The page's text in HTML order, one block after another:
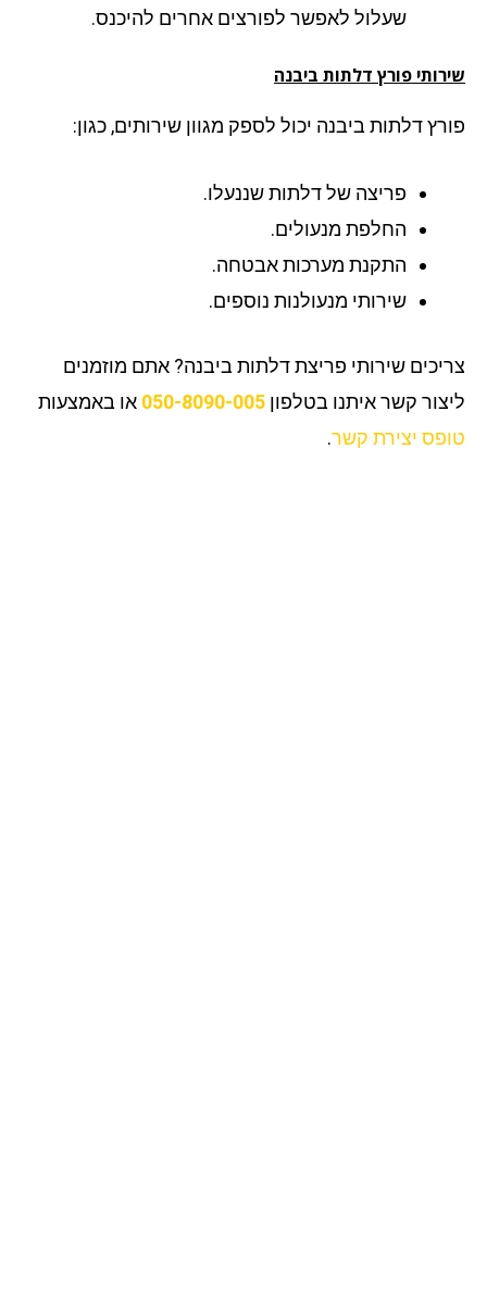
שעלול לאפשר לפורצים אחרים להיכנס.
פורץ דלתות ביבנה
דלתות ביבנה יכול לספק מגוון שירותים, כגון:
פריצה של דלתות שננעלו.
החלפת מנעולים.
התקנת מערכות אבטחה.
שירותי מנעולנות נוספים.
שירותי פריצת דלתות ביבנה? אתם מוזמנים
קשר איתנו בטלפון 050-8090-005או באמצעות
יצירת קשר .